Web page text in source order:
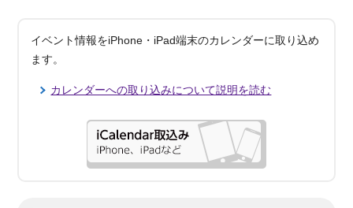
イベント情報をiPhone・iPad端末のカレンダーに取り込め
ます。
カレンダーへの取り込みについて説明を読む